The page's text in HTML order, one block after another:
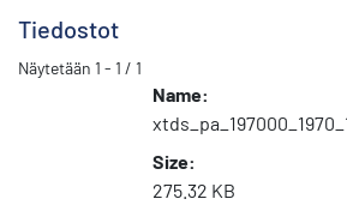
Tiedostot
Näytetään 1 - 1 / 1
Name:
Size:
275.32 KB